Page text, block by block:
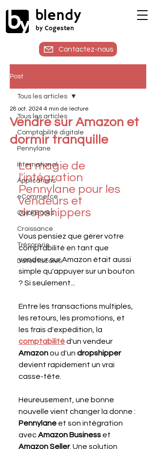
blendy
by Cogesten
Contactez-nous
Post
Tous les articles
Comptabilité digitale
Pennylane
International
Applications
eCommerce
QuickBooks
Croissance
Trésorerie
Dates fiscales
Tous les articles
Vendre sur Amazon et
dormir tranquille
28 oct. 2024 4 min de lecture
La magie de
l'intégration
Pennylane pour les
vendeurs et
dropshippers
Vous pensiez que gérer votre
comptabilité en tant que
vendeur sur Amazon était aussi
simple qu'appuyer sur un bouton
? Si seulement...
Entre les transactions multiples,
les retours, les promotions, et
les frais d'expédition, la
comptabilité d'un vendeur
Amazon ou d'un dropshipper
devient rapidement un vrai
casse-tête.
Heureusement, une bonne
nouvelle vient changer la donne :
Pennylane et son intégration
avec Amazon Business et
Amazon Seller. Une solution